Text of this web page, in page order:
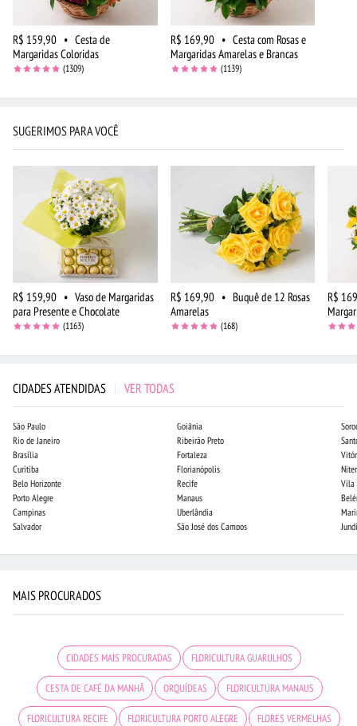
R$ 159,90 • Cesta de
Margaridas Coloridas
(1309)
R$ 169,90 • Cesta com Rosas e
Margaridas Amarelas e Brancas
(1139)
SUGERIMOS PARA VOCÊ
R$ 159,90 • Vaso de Margaridas
para Presente e Chocolate
(1163)
R$ 169,90 • Buquê de 12 Rosas
Amarelas
(168)
R$
CIDADES ATENDIDAS | VER TODAS
São Paulo
Rio de Janeiro
Brasília
Curitiba
Belo Horizonte
Porto Alegre
Campinas
Salvador
Goiânia
Ribeirão Preto
Fortaleza
Florianópolis
Recife
Manaus
Uberlândia
São José dos Campos
Vila
MAIS PROCURADOS
CIDADES MAIS PROCURADAS FLORICULTURA GUARULHOS
CESTA DE CAFÉ DA MANHÃ ORQUÍDEAS FLORICULTURA MANAUS
FLORICULTURA RECIFE FLORICULTURA PORTO ALEGRE FLORES VERMELHAS